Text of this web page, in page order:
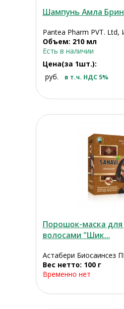
Шампунь Амла
Pantea Pharm PVT. Ltd,
Объем: 210 мл
Есть в наличии
Цена(за 1шт.):
руб.
в т.ч. НДС 5%
Порошок-маска для
волосами "Шик...
Астабери Биосаинсез
Вес нетто: 100 г
Временно нет